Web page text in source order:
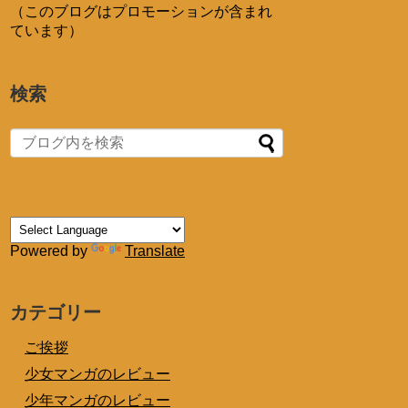
（このブログはプロモーションが含まれ
ています）
検索
Powered by Translate
カテゴリー
ご挨拶
少女マンガのレビュー
少年マンガのレビュー